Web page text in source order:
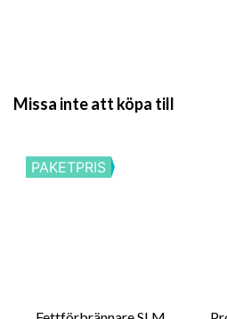
Missa inte att köpa till
PAKETPRIS